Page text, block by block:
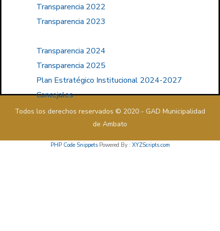
Transparencia 2022
Transparencia 2023
Transparencia 2024
Transparencia 2025
Plan Estratégico Institucional 2024-2027
Concejales
Todos los derechos reservados © 2020 - GAD Municipalidad
de Ambato
PHP Code SnippetsPowered By : XYZScripts.com